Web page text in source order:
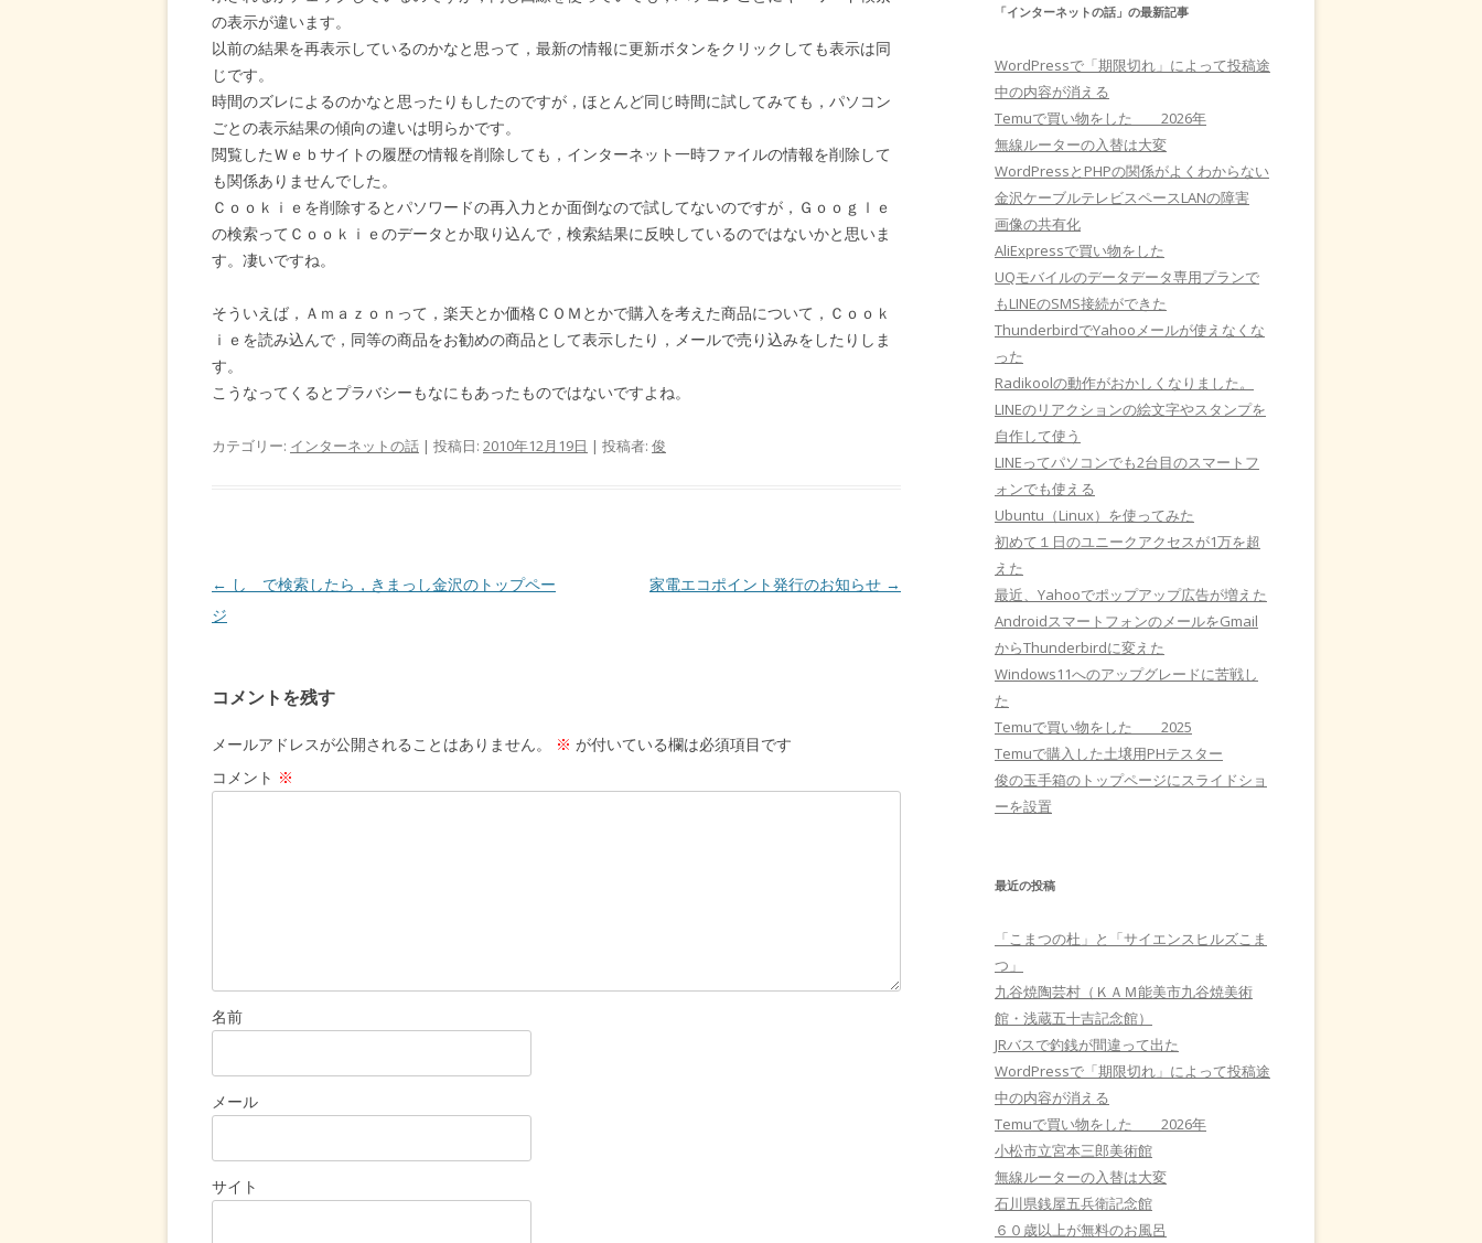
の表示が違います。
以前の結果を再表示しているのかなと思って，最新の情報に更新ボタンをクリックしても表示は同
じです。
時間のズレによるのかなと思ったりもしたのですが，ほとんど同じ時間に試してみても，パソコン
ごとの表示結果の傾向の違いは明らかです。
閲覧したＷｅｂサイトの履歴の情報を削除しても，インターネット一時ファイルの情報を削除して
も関係ありませんでした。
Ｃｏｏｋｉｅを削除するとパソワードの再入力とか面倒なので試してないのですが，Ｇｏｏｇｌｅ
の検索ってＣｏｏｋｉｅのデータとか取り込んで，検索結果に反映しているのではないかと思いま
す。凄いですね。
そういえば，Ａｍａｚｏｎって，楽天とか価格ＣＯＭとかで購入を考えた商品について，Ｃｏｏｋ
ｉｅを読み込んで，同等の商品をお勧めの商品として表示したり，メールで売り込みをしたりしま
す。
こうなってくるとプラバシーもなにもあったものではないですよね。
カテゴリー: インターネットの話 | 投稿日: 2010年12月19日 | 投稿者: 俊
投
稿
ゲ
ー
シ
ョ
← し で検索したら，きまっし金沢のトップペー
ジ
家電エコポイント発行のお知らせ →
コメントを残す
メールアドレスが公開されることはありません。 ※ が付いている欄は必須項目です
コメント ※
名前
メール
サイト
「インターネットの話」の最新記事
WordPressで「期限切れ」によって投稿途
中の内容が消える
Temuで買い物をした 2026年
無線ルーターの入替は大変
WordPressとPHPの関係がよくわからない
金沢ケーブルテレビスペースLANの障害
画像の共有化
AliExpressで買い物をした
UQモバイルのデータデータ専用プランで
もLINEのSMS接続ができた
ThunderbirdでYahooメールが使えなくな
った
Radikoolの動作がおかしくなりました。
LINEのリアクションの絵文字やスタンプを
自作して使う
LINEってパソコンでも2台目のスマートフ
ォンでも使える
Ubuntu（Linux）を使ってみた
初めて１日のユニークアクセスが1万を超
えた
最近、Yahooでポップアップ広告が増えた
AndroidスマートフォンのメールをGmail
からThunderbirdに変えた
Windows11へのアップグレードに苦戦し
た
Temuで買い物をした 2025
Temuで購入した土壌用PHテスター
俊の玉手箱のトップページにスライドショ
ーを設置
最近の投稿
「こまつの杜」と「サイエンスヒルズこま
つ」
九谷焼陶芸村（ＫＡＭ能美市九谷焼美術
館・浅蔵五十吉記念館）
JRバスで釣銭が間違って出た
WordPressで「期限切れ」によって投稿途
中の内容が消える
Temuで買い物をした 2026年
小松市立宮本三郎美術館
無線ルーターの入替は大変
石川県銭屋五兵衛記念館
６０歳以上が無料のお風呂